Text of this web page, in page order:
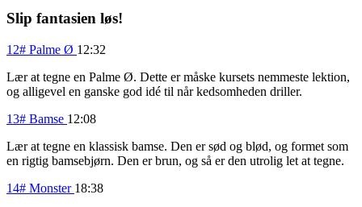
Slip fantasien løs!
12# Palme Ø 12:32
Lær at tegne en Palme Ø. Dette er måske kursets nemmeste lektion,
og alligevel en ganske god idé til når kedsomheden driller.
13# Bamse 12:08
Lær at tegne en klassisk bamse. Den er sød og blød, og formet som
en rigtig bamsebjørn. Den er brun, og så er den utrolig let at tegne.
14# Monster 18:38